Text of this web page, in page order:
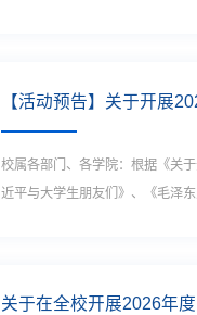
【活动预告】关于开展
校属各部门、各学院：根据《关
近平与大学生朋友们》、《毛泽
关于在全校开展2026年